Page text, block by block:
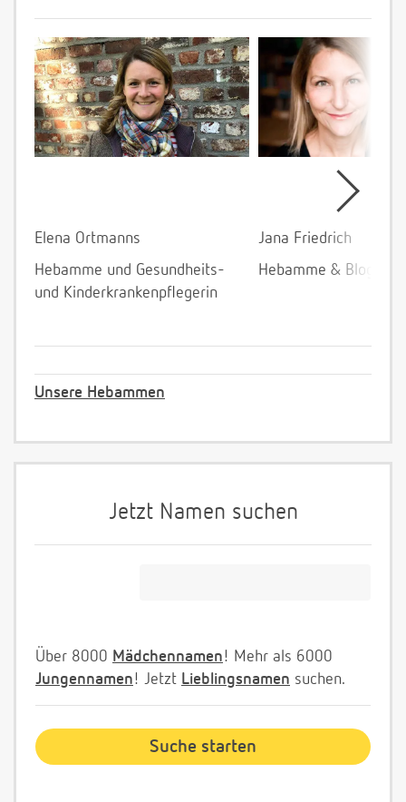
Elena Ortmanns
Hebamme und Gesundheits-
und Kinderkrankenpflegerin
Jana Friedrich
Hebamme &
Unsere Hebammen
Jetzt Namen suchen
Über 8000 Mädchennamen! Mehr als 6000
Jungennamen! Jetzt Lieblingsnamen suchen.